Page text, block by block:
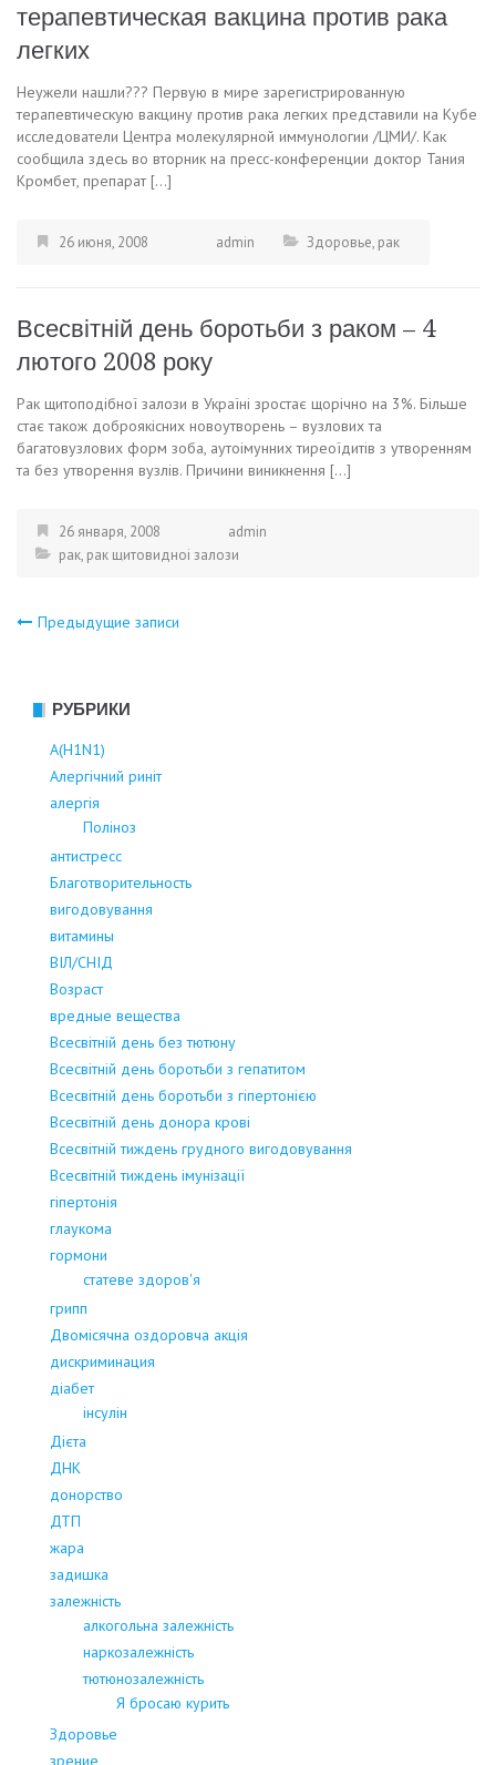
терапевтическая вакцина против рака
легких
Неужели нашли??? Первую в мире зарегистрированную
терапевтическую вакцину против рака легких представили на Кубе
исследователи Центра молекулярной иммунологии /ЦМИ/. Как
сообщила здесь во вторник на пресс-конференции доктор Тания
Кромбет, препарат […]
26 июня, 2008 admin Здоровье, рак
Всесвітній день боротьби з раком – 4
лютого 2008 року
Рак щитоподібної залози в Україні зростає щорічно на 3%. Більше
стає також доброякісних новоутворень – вузлових та
багатовузлових форм зоба, аутоімунних тиреоїдитів з утворенням
та без утворення вузлів. Причини виникнення […]
26 января, 2008
admin
рак, рак щитовидноі залози
Навигация
записям
Предыдущие записи
РУБРИКИ
А(Н1N1)
Алергічний риніт
алергія
Поліноз
антистресс
Благотворительность
вигодовування
витамины
ВІЛ/СНІД
Возраст
вредные вещества
Всесвітній день без тютюну
Всесвітній день боротьби з гепатитом
Всесвітній день боротьби з гіпертонією
Всесвітній день донора крові
Всесвітній тиждень грудного вигодовування
Всесвітній тиждень імунізації
гіпертонія
глаукома
гормони
статеве здоров'я
грипп
Двомісячна оздоровча акція
дискриминация
діабет
інсулін
Дієта
ДНК
донорство
ДТП
жара
задишка
залежність
алкогольна залежність
наркозалежність
тютюнозалежність
Я бросаю курить
Здоровье
зрение